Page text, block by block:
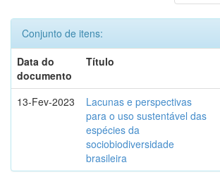
Conjunto de itens:
Data do
documento
Título
13-Fev-2023
Lacunas e perspectivas
para o uso sustentável das
espécies da
sociobiodiversidade
brasileira